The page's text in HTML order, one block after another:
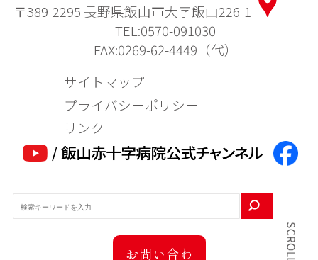
〒389-2295 長野県飯山市大字飯山226-1
TEL:0570-091030
FAX:0269-62-4449（代）
サイトマップ
プライバシーポリシー
リンク
お問い合わ